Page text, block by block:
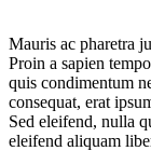
Mauris ac pharetra
Proin a sapien
quis condimentum
consequat, erat
Sed eleifend, nulla
eleifend aliquam